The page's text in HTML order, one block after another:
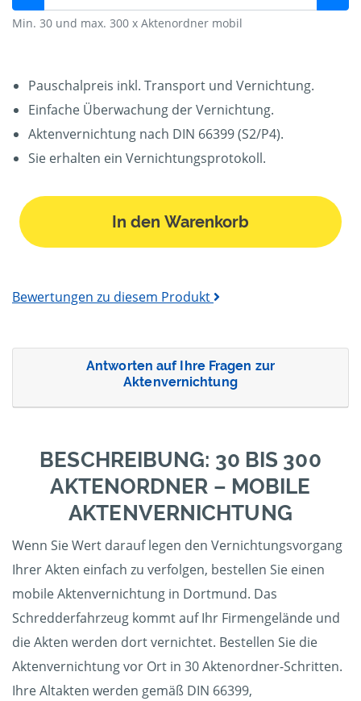
Min. 30 und max. 300 x Aktenordner mobil
Pauschalpreis inkl. Transport und Vernichtung.
Einfache Überwachung der Vernichtung.
Aktenvernichtung nach DIN 66399 (S2/P4).
Sie erhalten ein Vernichtungsprotokoll.
In den Warenkorb
Bewertungen zu diesem Produkt
Antworten auf Ihre Fragen zur
Aktenvernichtung
BESCHREIBUNG: 30 BIS 300
AKTENORDNER – MOBILE
AKTENVERNICHTUNG
Wenn Sie Wert darauf legen den Vernichtungsvorgang
Ihrer Akten einfach zu verfolgen, bestellen Sie einen
mobile Aktenvernichtung in Dortmund. Das
Schredderfahrzeug kommt auf Ihr Firmengelände und
die Akten werden dort vernichtet. Bestellen Sie die
Aktenvernichtung vor Ort in 30 Aktenordner-Schritten.
Ihre Altakten werden gemäß DIN 66399,